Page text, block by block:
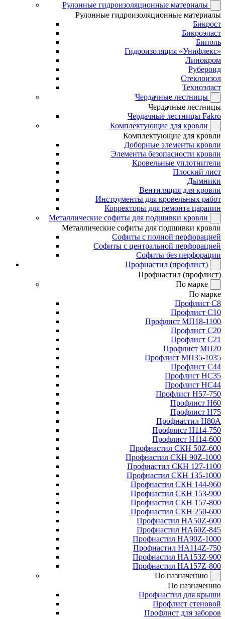
Рулонные гидроизоляционные материалы
Рулонные гидроизоляционные материалы
Бикрост
Бикроэласт
Биполь
Гидроизоляция «Унифлекс»
Линокром
Рубероид
Стеклоизол
Техноэласт
Чердачные лестницы
Чердачные лестницы
Чердачные лестницы Fakro
Комплектующие для кровли
Комплектующие для кровли
Доборные элементы кровли
Элементы безопасности кровли
Кровельные уплотнители
Плоский лист
Дымники
Вентиляция для кровли
Инструменты для кровельных работ
Корректоры для ремонта царапин
Металлические софиты для подшивки кровли
Металлические софиты для подшивки кровли
Софиты с полной перфорацией
Софиты с центральной перфорацией
Софиты без перфорации
Профнастил (профлист)
Профнастил (профлист)
По марке
По марке
Профлист С8
Профлист С10
Профлист МП18-1100
Профлист С20
Профлист С21
Профлист МП20
Профлист МП35-1035
Профлист С44
Профлист НС35
Профлист НС44
Профлист Н57-750
Профлист Н60
Профлист Н75
Профнастил Н80А
Профлист Н114-750
Профлист Н114-600
Профнастил СКН 50Z-600
Профнастил СКН 90Z-1000
Профнастил СКН 127-1100
Профнастил СКН 135-1000
Профнастил СКН 144-960
Профнастил СКН 153-900
Профнастил СКН 157-800
Профнастил СКН 250-600
Профнастил НА50Z-600
Профнастил НА60Z-845
Профнастил НА90Z-1000
Профнастил НА114Z-750
Профнастил НА153Z-900
Профнастил НА157Z-800
По назначению
По назначению
Профнастил для крыши
Профлист стеновой
Профлист для заборов